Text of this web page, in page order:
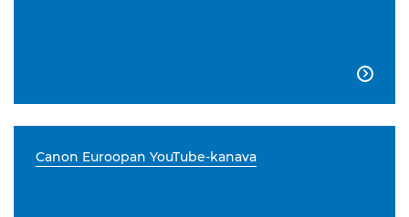

Canon Euroopan YouTube-kanava